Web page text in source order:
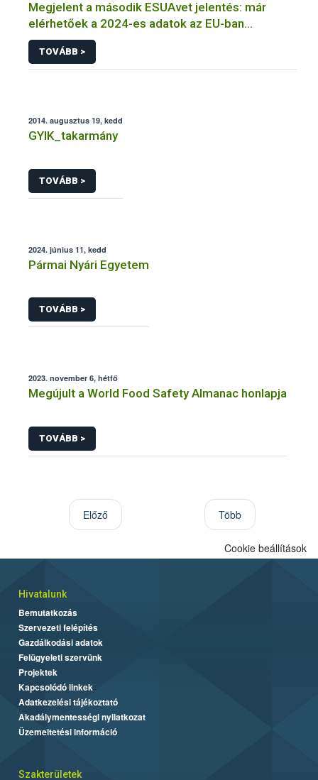
Megjelent a második ESUAvet jelentés: már
elérhetőek a 2024-es adatok az EU-ban
értékesített és felhasznált állatgyógyászati
antimikrobiális szerekről
TOVÁBB >
2014. augusztus 19, kedd
GYIK_takarmány
TOVÁBB >
2024. június 11, kedd
Pármai Nyári Egyetem
TOVÁBB >
2023. november 6, hétfő
Megújult a World Food Safety Almanac honlapja
TOVÁBB >
Előző Több
Cookie beállítások
Hivatalunk
Bemutatkozás
Szervezeti felépítés
Gazdálkodási adatok
Felügyeleti szervünk
Projektek
Kapcsolódó linkek
Adatkezelési tájékoztató
Akadálymentességi nyilatkozat
Üzemeltetési információ
Szakterületek